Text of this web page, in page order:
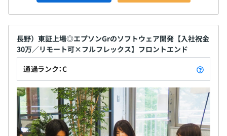
長野）東証上場◎エプソンGrのソフトウェア開発【入社祝金
30万／リモート可×フルフレックス】フロントエンド
通過ランク：C